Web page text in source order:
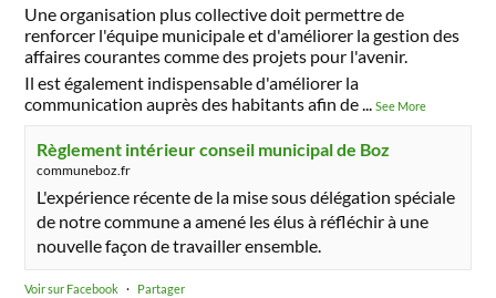
Une organisation plus collective doit permettre de
renforcer l'équipe municipale et d'améliorer la gestion des
affaires courantes comme des projets pour l'avenir.
Il est également indispensable d'améliorer la
communication auprès des habitants afin de...See More
Règlement intérieur conseil municipal de Boz
communeboz.fr
L'expérience récente de la mise sous délégation spéciale
de notre commune a amené les élus à réfléchir à une
nouvelle façon de travailler ensemble.
Voir sur Facebook · Partager